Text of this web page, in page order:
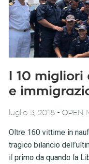
I 10
e
luglio 3, 2018 - OPEN
Oltre 160 vittime in
tragico bilancio
il primo da quando la